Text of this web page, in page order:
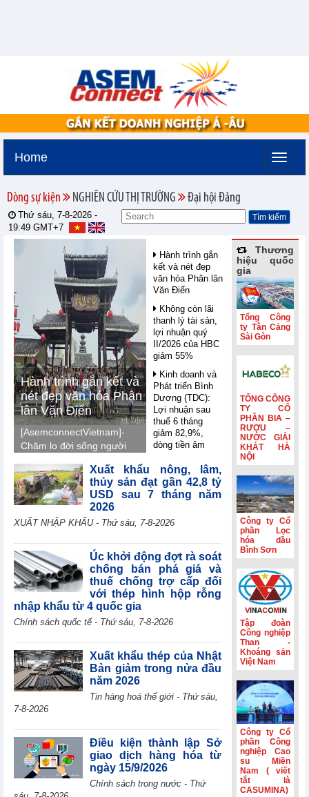
Home
Dòng sự kiện NGHIÊN CỨU THỊ TRƯỜNG Đại hội Đảng
Thứ sáu, 7-8-2026 -
19:49 GMT+7
Hành trình gắn kết và
nét đẹp văn hóa Phân
lân Văn Điển
[AsemconnectVietnam]-
Chăm lo đời sống người
Điển tổ chức tham quan,
nghỉ mát Trung Quốc
2026, gắn kết tập thể,
tái tạo năng lượng và
lan tỏa văn hóa doanh
nghiệp.
Hành trình gắn
kết và nét đẹp
văn hóa Phân lân
Văn Điển
Không còn lãi
thanh lý tài sản,
lợi nhuận quý
II/2026 của HBC
giảm 55%
Kinh doanh và
Phát triển Bình
Dương (TDC):
Lợi nhuận sau
thuế 6 tháng
giảm 82,9%,
dòng tiền âm
đồng
VIFTA mở thêm
dư địa cho hàng
Israel
(CTD) lãi 788 tỷ
đồng năm tài
chính 2026
Sản lượng sản
khu vực
mức cao nhất
trong gần 4 năm
rưỡi
quyết 10 tạo nền
chất lượng cao
Hoạt động sản
xuất của Hoa Kỳ
đạt mức cao nhất
trong hơn bốn
Xuất khẩu nông, lâm,
thủy sản đạt gần 42,8 tỷ
USD sau 7 tháng năm
2026
XUẤT NHẬP KHẨU - Thứ sáu, 7-8-2026
Úc khởi động đợt rà soát
chống bán phá giá và
thuế chống trợ cấp đối
với thép hình hộp rỗng
nhập khẩu từ 4 quốc gia
Chính sách quốc tế - Thứ sáu, 7-8-2026
Xuất khẩu thép của Nhật
Bản giảm trong nửa đầu
năm 2026
Tin hàng hoá thế giới - Thứ sáu,
7-8-2026
Điều kiện thành lập Sở
giao dịch hàng hóa từ
ngày 15/9/2026
Chính sách trong nước - Thứ
Thương
hiệu quốc
gia
Tổng Công
ty Tân Cảng
Sài Gòn
TỔNG CÔNG
TY CỔ
PHẦN BIA –
RƯỢU –
NƯỚC GIẢI
KHÁT HÀ
NỘI
Công ty Cổ
phần Lọc
hóa dầu
Bình Sơn
Tập đoàn
Công nghiệp
Than -
Khoáng sản
Việt Nam
Công ty Cổ
phần Công
nghiệp Cao
su Miền
Nam ( viết
tắt là
CASUMINA)